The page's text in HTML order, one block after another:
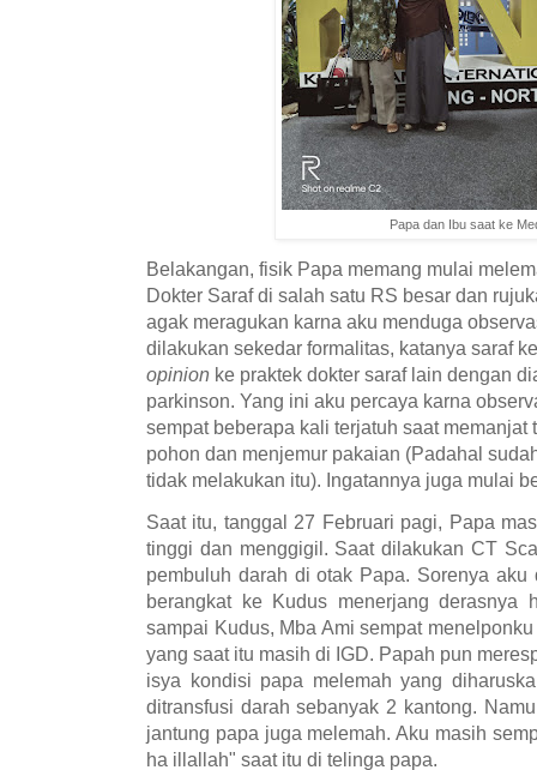
Papa dan Ibu saat ke
Belakangan, fisik Papa memang mulai
Dokter Saraf di salah satu RS besar dan
agak meragukan karna aku menduga
dilakukan sekedar formalitas, katanya saraf
opinion ke praktek dokter saraf lain dengan
parkinson. Yang ini aku percaya karna
sempat beberapa kali terjatuh saat memanjat
pohon dan menjemur pakaian (Padahal
tidak melakukan itu). Ingatannya juga mulai
Saat itu, tanggal 27 Februari pagi, Papa
tinggi dan menggigil. Saat dilakukan CT
pembuluh darah di otak Papa. Sorenya
berangkat ke Kudus menerjang derasnya
sampai Kudus, Mba Ami sempat
yang saat itu masih di IGD. Papah pun
isya kondisi papa melemah yang
ditransfusi darah sebanyak 2 kantong.
jantung papa juga melemah. Aku masih
ha illallah" saat itu di telinga papa.